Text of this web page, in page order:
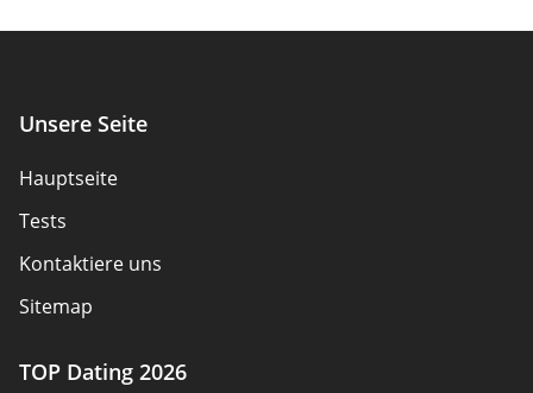
Unsere Seite
Hauptseite
Tests
Kontaktiere uns
Sitemap
TOP Dating 2026